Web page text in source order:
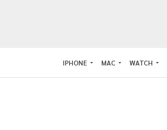
IPHONE MAC WATCH